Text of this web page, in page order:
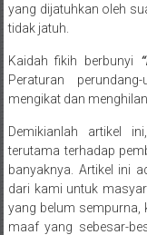
yang dijatuhkan oleh
tidak jatuh.
Kaidah fikih berbunyi
Peraturan
mengikat dan
Demikianlah artikel
terutama terhadap
banyaknya. Artikel ini
dari kami untuk
yang belum sempurna,
maaf yang sebesar-